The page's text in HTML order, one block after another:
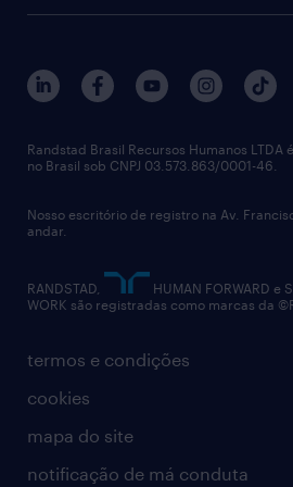
digital
notícias de rh
trabalhe conosco
imprensa
políticas corporativas
relatório anual
termos e condições
cookies
mapa do site
notificação de má conduta
Randstad Brasil Recursos Humanos
no Brasil sob CNPJ 03.573.863/0001-46.
Nosso escritório de registro na Av.
andar.
RANDSTAD,
HUMAN FORWARD e
WORK são registradas como marcas da